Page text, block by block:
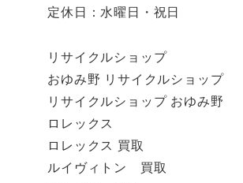
定休日：水曜日・祝日
リサイクルショップ
おゆみ野 リサイクルショップ
リサイクルショップ おゆみ野
ロレックス
ロレックス 買取
ルイヴィトン 買取